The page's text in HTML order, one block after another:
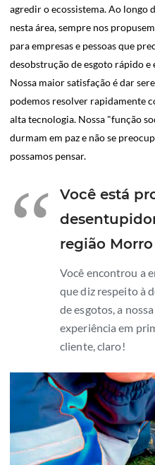
agredir o ecossistema. Ao longo
nesta área, sempre nos
para empresas e pessoas que
desobstrução de esgoto rápido e
Nossa maior satisfação é dar
podemos resolver rapidamente
alta tecnologia. Nossa "função
durmam em paz e não se
possamos pensar.
“
Você está
região
Você encontrou a
que diz respeito à
de esgotos, a
experiência em
cliente, claro!